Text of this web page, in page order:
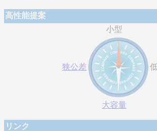
高性能提案
小型
狭公差
大容量
リンク